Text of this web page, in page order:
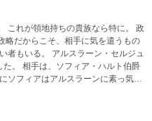
これが領地持ちの貴族なら特に。 政
略だからこそ、相手に気を遣うもの
ーン・セルジュ
。 相手は、ソフィア・ハルト伯爵
ソフィアはアルスラーンに素っ気な
振る舞っているつもりのようだ
は思えなくて・・・。